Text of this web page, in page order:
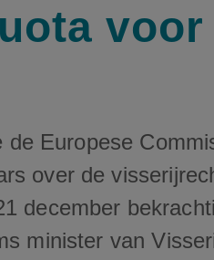
voor
Europese
over de
december
minister van